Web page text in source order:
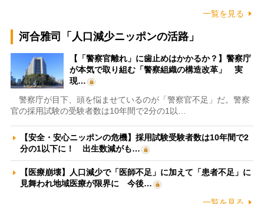
一覧を見る
河合雅司「人口減少ニッポンの活路」
【「警察官離れ」に歯止めはかかるか？】警察庁
が本気で取り組む「警察組織の構造改革」 実
現…
警察庁が目下、頭を悩ませているのが「警察官不足」だ。警察
官の採用試験の受験者数は10年間で2分の1以…
【安全・安心ニッポンの危機】採用試験受験者数は10年間で2
分の1以下に！ 出生数減がも…
【医療崩壊】人口減少で「医師不足」に加えて「患者不足」に
見舞われ地域医療が限界に 今後…